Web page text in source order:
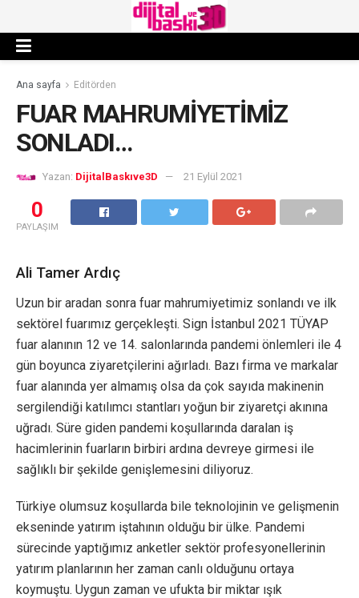
Ana sayfa Editörden
FUAR MAHRUMİYETİMİZ
SONLADI…
Yazan: DijitalBaskıve3D 21 Eylül 2021
0
PAYLAŞIM
Ali Tamer Ardıç
Uzun bir aradan sonra fuar mahrumiyetimiz sonlandı ve ilk
sektörel fuarımız gerçekleşti. Sign İstanbul 2021 TÜYAP
fuar alanının 12 ve 14. salonlarında pandemi önlemleri ile 4
gün boyunca ziyaretçilerini ağırladı. Bazı firma ve markalar
fuar alanında yer almamış olsa da çok sayıda makinenin
sergilendiği katılımcı stantları yoğun bir ziyaretçi akınına
uğradı. Süre giden pandemi koşullarında daralan iş
hacimlerinin fuarların birbiri ardına devreye girmesi ile
sağlıklı bir şekilde genişlemesini diliyoruz.
Türkiye olumsuz koşullarda bile teknolojinin ve gelişmenin
ekseninde yatırım iştahının olduğu bir ülke. Pandemi
sürecinde yaptığımız anketler sektör profesyonellerinin
yatırım planlarının her zaman canlı olduğunu ortaya
koymuştu. Uygun zaman ve ufukta bir miktar ışık